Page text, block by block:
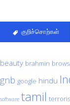
குறிச்சொற்கள்
beauty brahmin
gnb google hindu
software tamil